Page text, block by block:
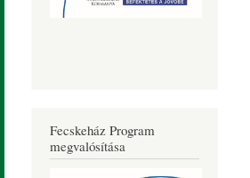
Fecskeház Program
megvalósítása